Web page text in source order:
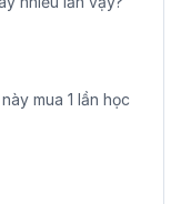
mua 1 lần học